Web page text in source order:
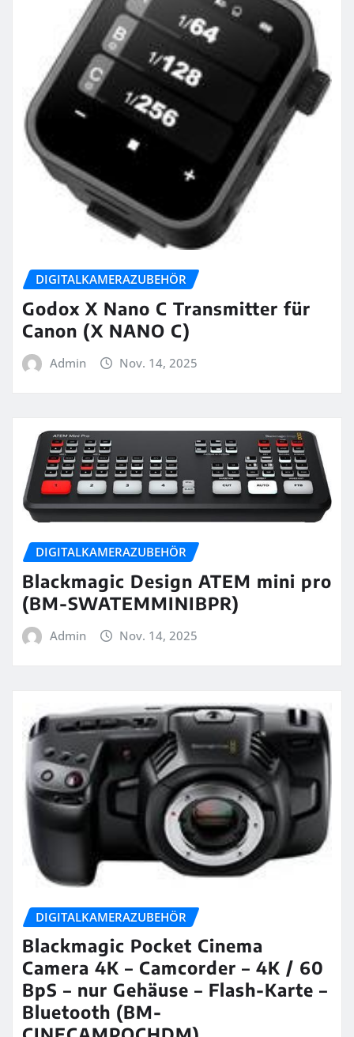
DIGITALKAMERAZUBEHÖR
Godox X Nano C Transmitter für
Canon (X NANO C)
Admin Nov. 14, 2025
DIGITALKAMERAZUBEHÖR
Blackmagic Design ATEM mini pro
(BM-SWATEMMINIBPR)
Admin Nov. 14, 2025
DIGITALKAMERAZUBEHÖR
Blackmagic Pocket Cinema
Camera 4K – Camcorder – 4K / 60
BpS – nur Gehäuse – Flash-Karte –
Bluetooth (BM-